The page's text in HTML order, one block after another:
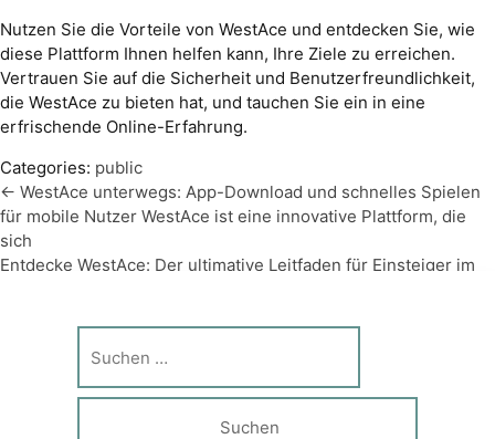
Nutzen Sie die Vorteile von WestAce und entdecken Sie, wie
diese Plattform Ihnen helfen kann, Ihre Ziele zu erreichen.
Vertrauen Sie auf die Sicherheit und Benutzerfreundlichkeit,
die WestAce zu bieten hat, und tauchen Sie ein in eine
erfrischende Online-Erfahrung.
Categories: public
Beitragsnavigation
← WestAce unterwegs: App-Download und schnelles Spielen
für mobile Nutzer WestAce ist eine innovative Plattform, die
sich
Entdecke WestAce: Der ultimative Leitfaden für Einsteiger im
nach: